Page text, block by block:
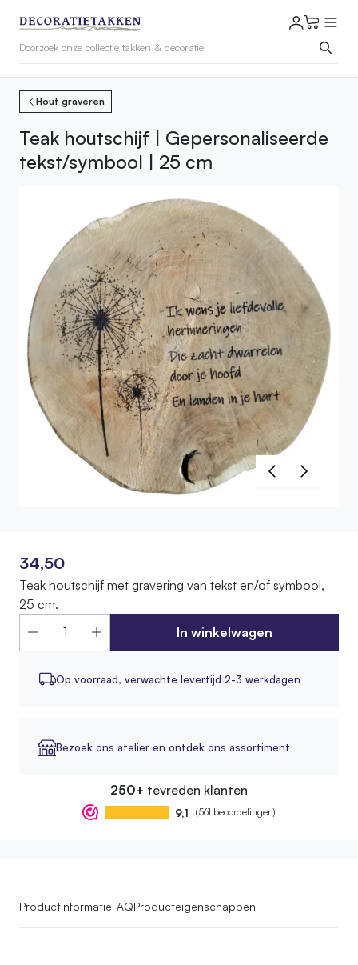
Hout graveren
Teak houtschijf | Gepersonaliseerde
tekst/symbool | 25 cm
34,50
Teak houtschijf met gravering van tekst en/of symbool,
25 cm.
In winkelwagen
Op voorraad, verwachte levertijd 2-3 werkdagen
Bezoek ons atelier en ontdek ons assortiment
250+ tevreden klanten
9,1 (561 beoordelingen)
ProductinformatieFAQProducteigenschappen